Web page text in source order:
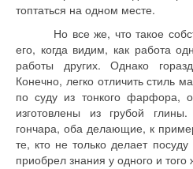
топтаться на одном месте.
Но все же, что такое
его, когда видим, как работа
работы других. Однако
Конечно, легко отличить стиль
по суду из тонкого фарфора,
изготовлены из грубой
гончара, оба делающие, к
те, кто не только делает
приобрел знания у одного и того